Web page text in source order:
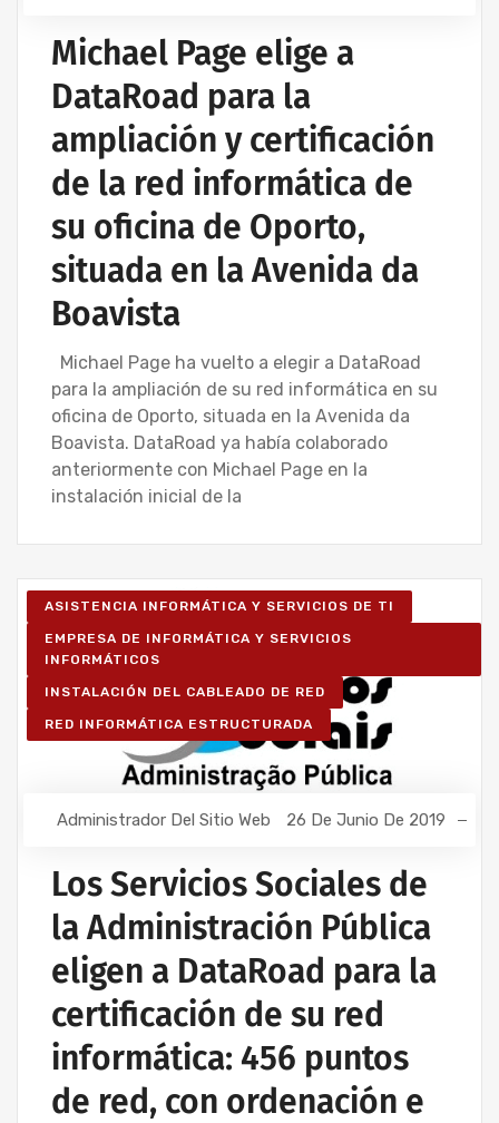
Michael Page elige a
DataRoad para la
ampliación y certificación
de la red informática de
su oficina de Oporto,
situada en la Avenida da
Boavista
Michael Page ha vuelto a elegir a DataRoad
para la ampliación de su red informática en su
oficina de Oporto, situada en la Avenida da
Boavista. DataRoad ya había colaborado
anteriormente con Michael Page en la
instalación inicial de la
ASISTENCIA INFORMÁTICA Y SERVICIOS DE TI
EMPRESA DE INFORMÁTICA Y SERVICIOS
INFORMÁTICOS
INSTALACIÓN DEL CABLEADO DE RED
RED INFORMÁTICA ESTRUCTURADA
Administrador Del Sitio Web 26 De Junio De 2019
Los Servicios Sociales de
la Administración Pública
eligen a DataRoad para la
certificación de su red
informática: 456 puntos
de red, con ordenación e